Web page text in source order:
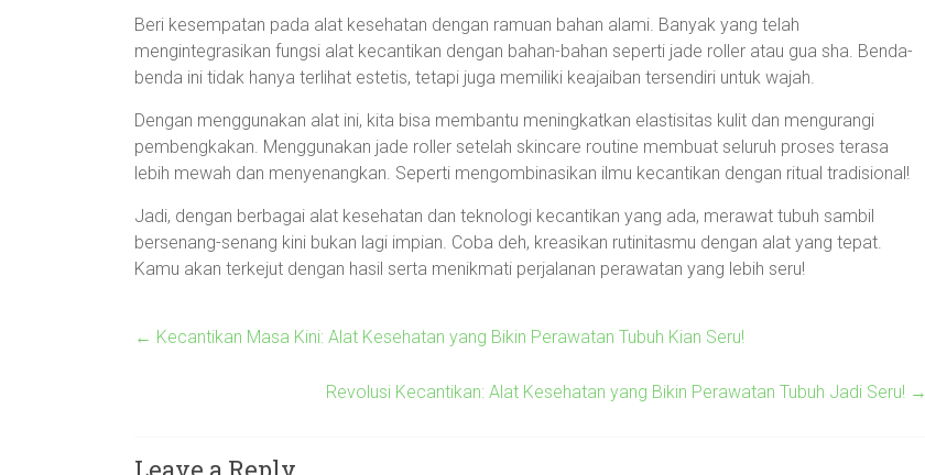
Beri kesempatan pada alat kesehatan dengan ramuan bahan alami. Banyak yang telah
mengintegrasikan fungsi alat kecantikan dengan bahan-bahan seperti jade roller atau gua sha. Benda-
benda ini tidak hanya terlihat estetis, tetapi juga memiliki keajaiban tersendiri untuk wajah.
Dengan menggunakan alat ini, kita bisa membantu meningkatkan elastisitas kulit dan mengurangi
pembengkakan. Menggunakan jade roller setelah skincare routine membuat seluruh proses terasa
lebih mewah dan menyenangkan. Seperti mengombinasikan ilmu kecantikan dengan ritual tradisional!
Jadi, dengan berbagai alat kesehatan dan teknologi kecantikan yang ada, merawat tubuh sambil
bersenang-senang kini bukan lagi impian. Coba deh, kreasikan rutinitasmu dengan alat yang tepat.
Kamu akan terkejut dengan hasil serta menikmati perjalanan perawatan yang lebih seru!
← Kecantikan Masa Kini: Alat Kesehatan yang Bikin Perawatan Tubuh Kian Seru!
Revolusi Kecantikan: Alat Kesehatan yang Bikin Perawatan Tubuh Jadi Seru! →